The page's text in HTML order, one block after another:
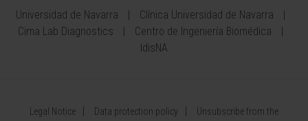
Universidad de Navarra
Clínica Universidad de Navarra
Cima Lab Diagnostics
Centro de Ingeniería Biomédica
IdisNA
Legal Notice Data protection policy Unsubscribe from the